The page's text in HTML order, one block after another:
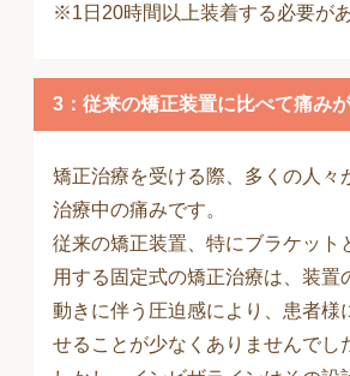
※1日20時間以上装着する必要があ
3：従来の矯正装置に比べて痛み
矯正治療を受ける際、多くの人々
治療中の痛みです。
従来の矯正装置、特にブラケット
用する固定式の矯正治療は、装置
動きに伴う圧迫感により、患者様
せることが少なくありませんでし